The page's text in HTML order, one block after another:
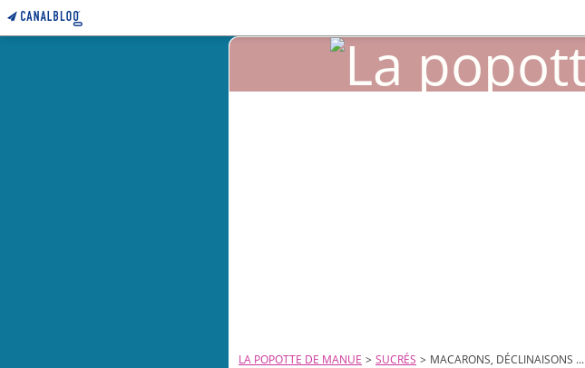
LA POPOTTE DE MANUE > SUCRÉS > MACARONS, DÉCLINAISONS ...